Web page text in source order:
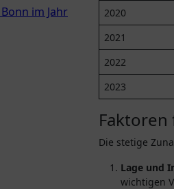
im Jahr
2020
2021
2022
2023
Die stetige
Lage und
wichtigen